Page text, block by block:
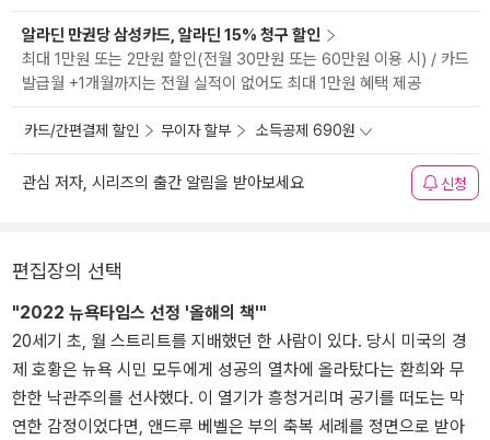
알라딘 만권당 삼성카드, 알라딘 15% 청구 할인
최대 1만원 또는 2만원 할인(전월 30만원 또는 60만원 이용 시) / 카드
발급월 +1개월까지는 전월 실적이 없어도 최대 1만원 혜택 제공
카드/간편결제 할인 무이자 할부 소득공제 690원
관심 저자, 시리즈의 출간 알림을 받아보세요 신청
편집장의 선택
"2022 뉴욕타임스 선정 '올해의 책'"
20세기 초, 월 스트리트를 지배했던 한 사람이 있다. 당시 미국의 경
제 호황은 뉴욕 시민 모두에게 성공의 열차에 올라탔다는 환희와 무
한한 낙관주의를 선사했다. 이 열기가 흥청거리며 공기를 떠도는 막
연한 감정이었다면, 앤드루 베벨은 부의 축복 세례를 정면으로 받아